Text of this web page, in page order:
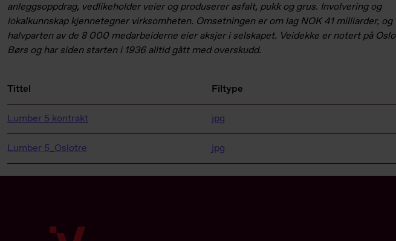
anleggsoppdrag, vedlikeholder veier og produserer asfalt, pukk og grus. Involvering og
lokalkunnskap kjennetegner virksomheten. Omsetningen er om lag NOK 41 milliarder, og
halvparten av de 8 000 medarbeiderne eier aksjer i selskapet. Veidekke er notert på Oslo
Børs og har siden starten i 1936 alltid gått med overskudd.
Tittel Filtype
Lumber 5 kontrakt jpg
Lumber 5_Oslotre jpg